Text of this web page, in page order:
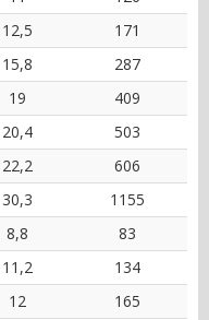
12,5
171
15,8
287
19
409
20,4
503
22,2
606
30,3
1155
8,8
83
11,2
134
12
165